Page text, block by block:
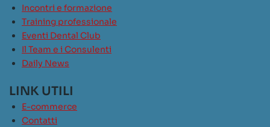
Incontri e formazione
Training professionale
Eventi Dental Club
Il Team e i Consulenti
Daily News
LINK UTILI
E-commerce
Contatti